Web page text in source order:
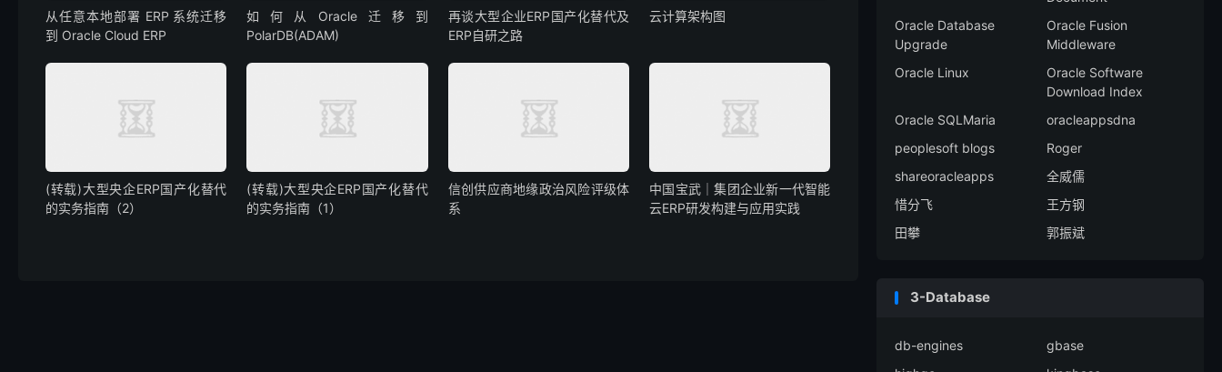
从任意本地部署 ERP 系统迁移
到 Oracle Cloud ERP
如何从Oracle迁移到
PolarDB(ADAM)
再谈大型企业ERP国产化替代及
ERP自研之路
云计算架构图
(转载)大型央企ERP国产化替代
的实务指南（2）
(转载)大型央企ERP国产化替代
的实务指南（1）
信创供应商地缘政治风险评级体
系
中国宝武｜集团企业新一代智能
云ERP研发构建与应用实践
Oracle Database
Upgrade
Oracle Fusion
Middleware
Oracle Linux
Oracle Software
Download Index
Oracle SQLMaria
oracleappsdna
peoplesoft blogs
Roger
shareoracleapps
全威儒
惜分飞
王方钢
田攀
郭振斌
3-Database
db-engines
gbase